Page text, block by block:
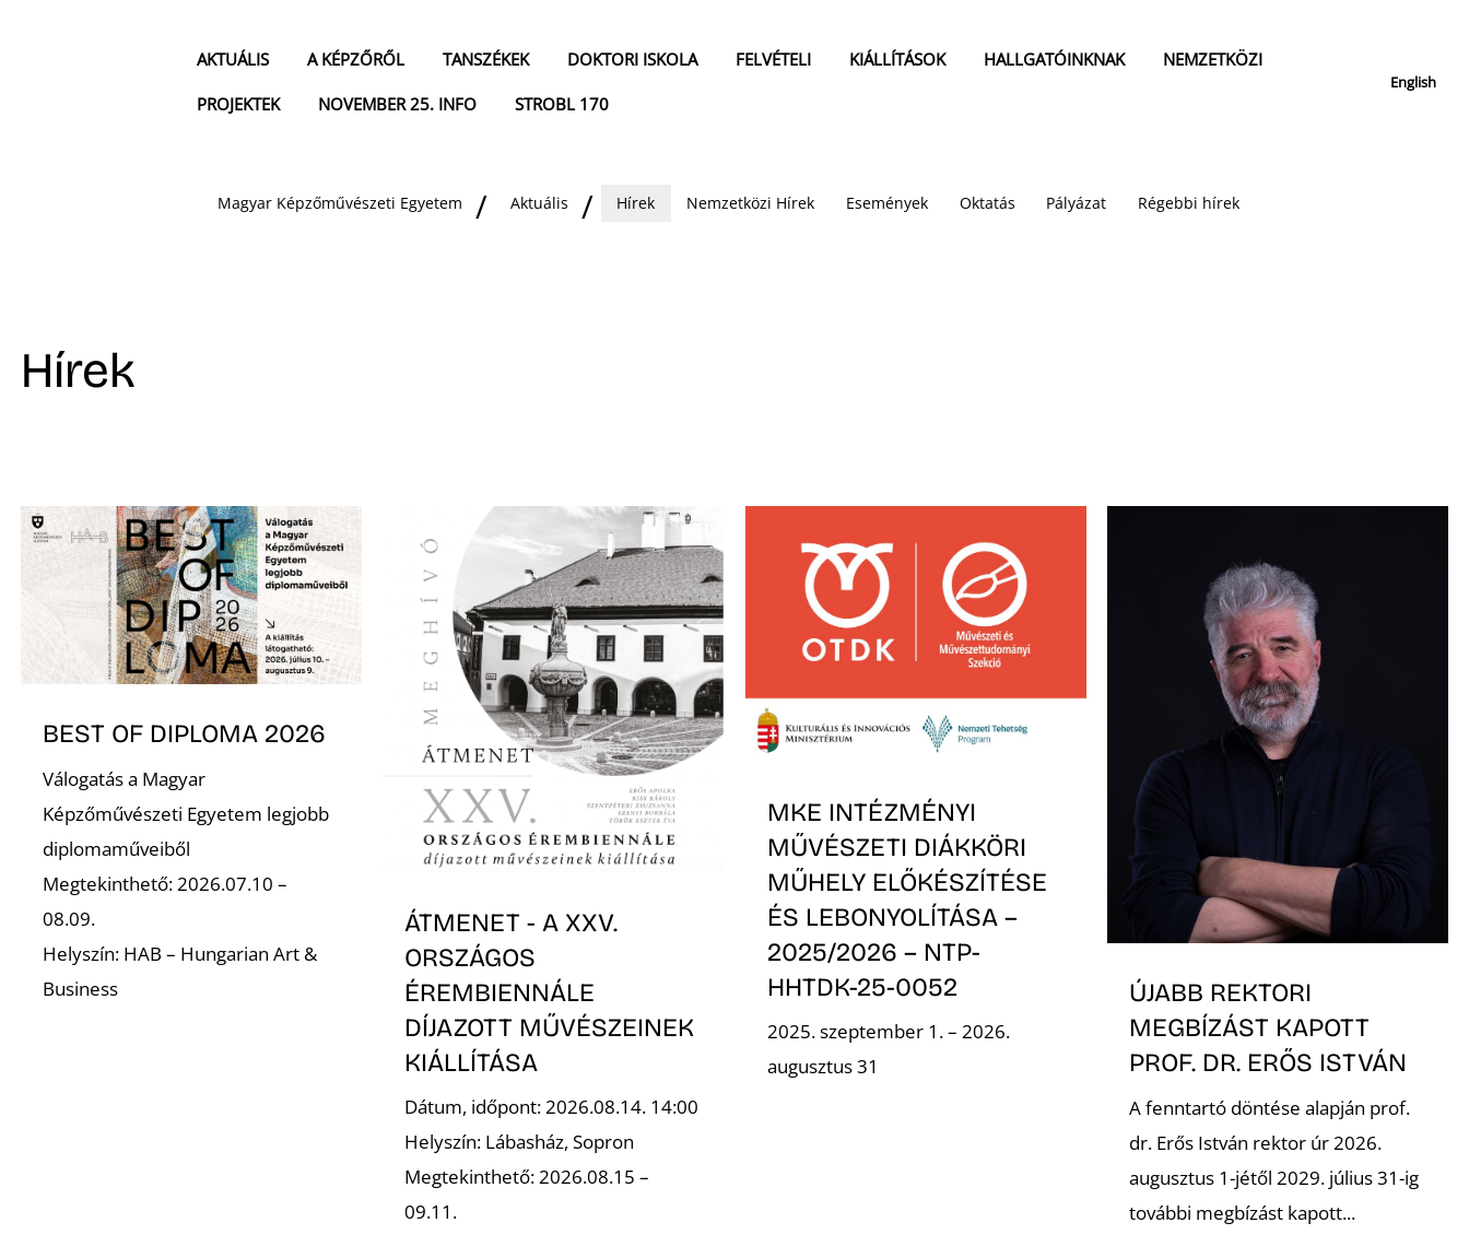
AKTUÁLIS A KÉPZŐRŐL TANSZÉKEK DOKTORI ISKOLA FELVÉTELI KIÁLLÍTÁSOK HALLGATÓINKNAK
NEMZETKÖZI
PROJEKTEK
NOVEMBER 25. INFO STROBL 170
English
Magyar Képzőművészeti Egyetem Aktuális Hírek Nemzetközi Hírek Események Oktatás Pályázat Régebbi hírek
Hírek
BEST OF DIPLOMA 2026
Válogatás a Magyar
Képzőművészeti Egyetem legjobb
diplomaműveiből
Megtekinthető: 2026.07.10 –
08.09.
Helyszín: HAB – Hungarian Art &
Business
ÁTMENET - A XXV.
ORSZÁGOS
ÉREMBIENNÁLE
DÍJAZOTT MŰVÉSZEINEK
KIÁLLÍTÁSA
Dátum, időpont: 2026.08.14. 14:00
Helyszín: Lábasház, Sopron
Megtekinthető: 2026.08.15 –
09.11.
MKE INTÉZMÉNYI
MŰVÉSZETI DIÁKKÖRI
MŰHELY ELŐKÉSZÍTÉSE
ÉS LEBONYOLÍTÁSA –
2025/2026 – NTP-
HHTDK-25-0052
2025. szeptember 1. – 2026.
augusztus 31
ÚJABB REKTORI
MEGBÍZÁST KAPOTT
PROF. DR. ERŐS ISTVÁN
A fenntartó döntése alapján prof.
dr. Erős István rektor úr 2026.
augusztus 1-jétől 2029. július 31-ig
további megbízást kapott...